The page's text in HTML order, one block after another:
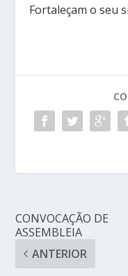
Fortaleçam o seu
CONVOCAÇÃO DE
ASSEMBLEIA
ANTERIOR